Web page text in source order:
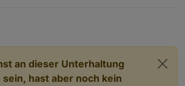
an dieser Unterhaltung
hast aber noch kein